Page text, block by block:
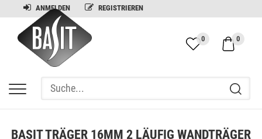
ANMELDEN REGISTRIEREN
0
0
BASIT TRÄGER 16MM 2 LÄUFIG WANDTRÄGER